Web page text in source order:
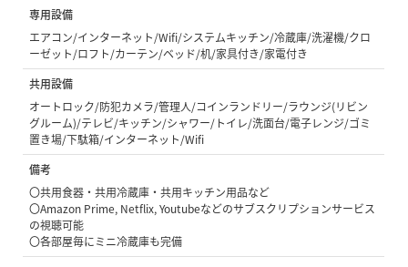
専用設備
エアコン/インターネット/Wifi/システムキッチン/冷蔵庫/洗濯機/クロ
ーゼット/ロフト/カーテン/ベッド/机/家具付き/家電付き
共用設備
オートロック/防犯カメラ/管理人/コインランドリー/ラウンジ(リビン
グルーム)/テレビ/キッチン/シャワー/トイレ/洗面台/電子レンジ/ゴミ
置き場/下駄箱/インターネット/Wifi
備考
〇共用食器・共用冷蔵庫・共用キッチン用品など
〇Amazon Prime, Netflix, Youtubeなどのサブスクリプションサービス
の視聴可能
〇各部屋毎にミニ冷蔵庫も完備